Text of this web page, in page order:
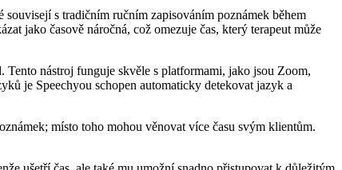
s tradičním ručním zapisováním poznámek během
jako časově náročná, což omezuje čas, který terapeut může
Tento nástroj funguje skvěle s platformami, jako jsou Zoom,
je Speechyou schopen automaticky detekovat jazyk a
místo toho mohou věnovat více času svým klientům.